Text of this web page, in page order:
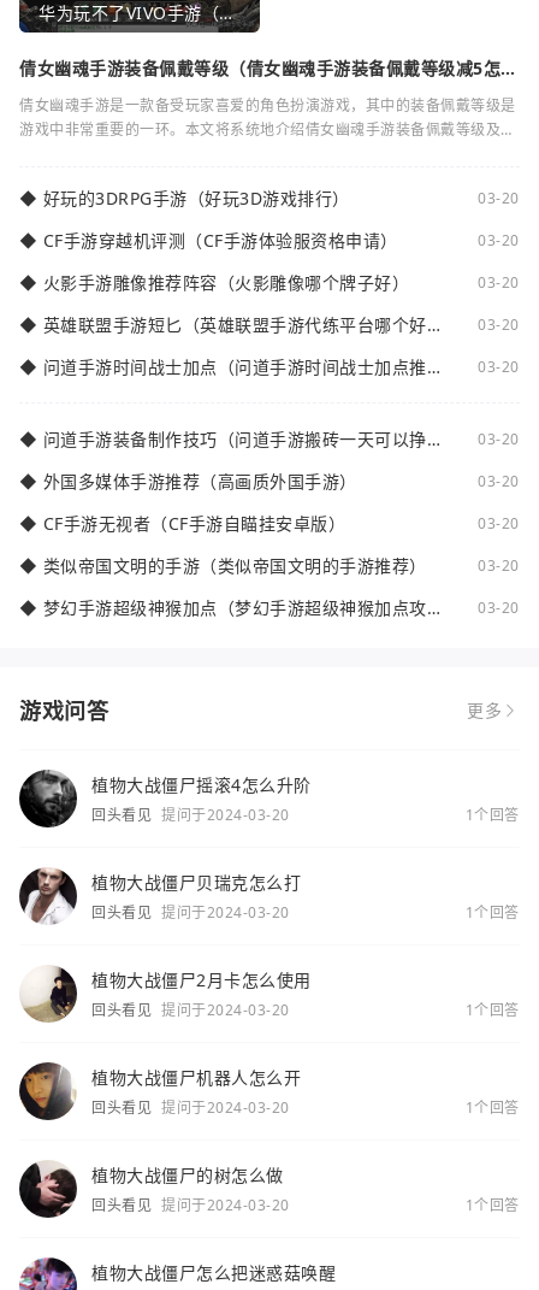
华为玩不了VIVO手游（华为玩不了VIVO手游怎么办）
倩女幽魂手游装备佩戴等级（倩女幽魂手游装备佩戴等级减5怎么
倩女幽魂手游是一款备受玩家喜爱的角色扮演游戏，其中的装备佩戴等级是
游戏中非常重要的一环。本文将系统地介绍倩女幽魂手游装备佩戴等级及其
◆ 好玩的3DRPG手游（好玩3D游戏排行） 03-20
◆ CF手游穿越机评测（CF手游体验服资格申请） 03-20
◆ 火影手游雕像推荐阵容（火影雕像哪个牌子好） 03-20
◆ 英雄联盟手游短匕（英雄联盟手游代练平台哪个好
03-20
◆ 问道手游时间战士加点（问道手游时间战士加点推
03-20
◆ 问道手游装备制作技巧（问道手游搬砖一天可以挣多
03-20
◆ 外国多媒体手游推荐（高画质外国手游） 03-20
◆ CF手游无视者（CF手游自瞄挂安卓版） 03-20
◆ 类似帝国文明的手游（类似帝国文明的手游推荐） 03-20
◆ 梦幻手游超级神猴加点（梦幻手游超级神猴加点攻
03-20
游戏问答 更多
植物大战僵尸摇滚4怎么升阶
回头看见 提问于2024-03-20 1个回答
植物大战僵尸贝瑞克怎么打
回头看见 提问于2024-03-20 1个回答
植物大战僵尸2月卡怎么使用
回头看见 提问于2024-03-20 1个回答
植物大战僵尸机器人怎么开
回头看见 提问于2024-03-20 1个回答
植物大战僵尸的树怎么做
回头看见 提问于2024-03-20 1个回答
植物大战僵尸怎么把迷惑菇唤醒